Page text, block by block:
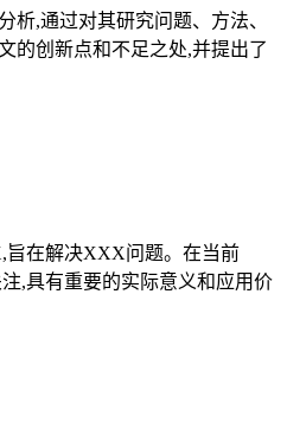
析,通过对其研究问题、方法、
的创新点和不足之处,并提出了
在解决XXX问题。在当前
,具有重要的实际意义和应用价